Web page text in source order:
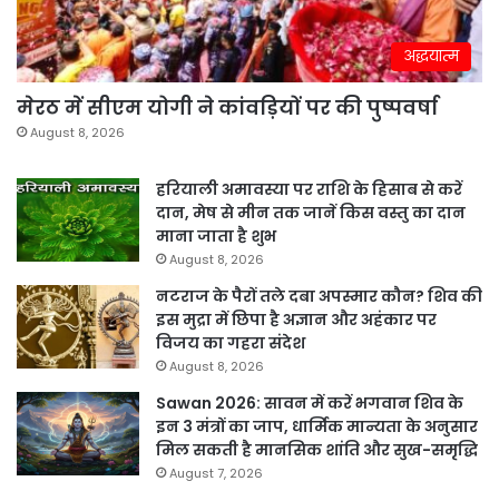
अद्धयात्म
मेरठ में सीएम योगी ने कांवड़ियों पर की पुष्पवर्षा
August 8, 2026
हरियाली अमावस्या पर राशि के हिसाब से करें
दान, मेष से मीन तक जानें किस वस्तु का दान
माना जाता है शुभ
August 8, 2026
नटराज के पैरों तले दबा अपस्मार कौन? शिव की
इस मुद्रा में छिपा है अज्ञान और अहंकार पर
विजय का गहरा संदेश
August 8, 2026
Sawan 2026: सावन में करें भगवान शिव के
इन 3 मंत्रों का जाप, धार्मिक मान्यता के अनुसार
मिल सकती है मानसिक शांति और सुख-समृद्धि
August 7, 2026